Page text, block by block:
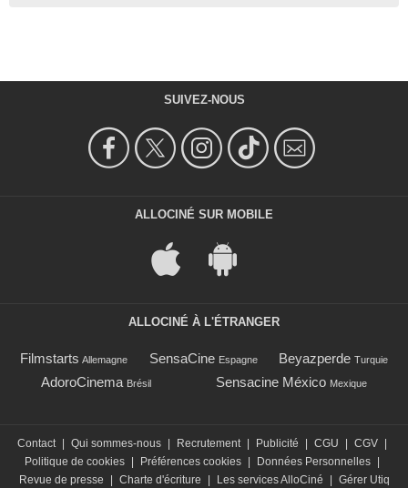
SUIVEZ-NOUS
ALLOCINÉ SUR MOBILE
ALLOCINÉ À L'ÉTRANGER
Filmstarts Allemagne SensaCine Espagne Beyazperde Turquie
AdoroCinema Brésil Sensacine México Mexique
Contact Qui sommes-nous Recrutement Publicité CGU CGV
Politique de cookies
Préférences cookies Données Personnelles
Revue de presse
Charte d'écriture Les services AlloCiné Gérer Utiq